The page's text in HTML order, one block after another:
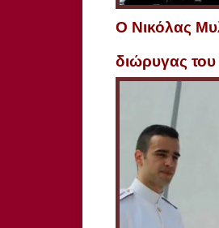
O Νικόλας
διώρυγας του